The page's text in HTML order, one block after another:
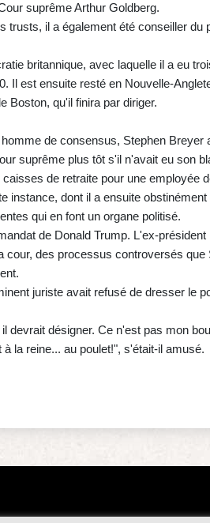
suprême Arthur Goldberg.
trusts, il a également été conseiller du
britannique, avec laquelle il a eu
Il est ensuite resté en Nouvelle-
Boston, qu'il finira par diriger.
de consensus, Stephen Breyer
suprême plus tôt s'il n'avait eu son
de retraite pour une employée
instance, dont il a ensuite obstinément
qui en font un organe politisé.
de Donald Trump. L'ex-président
des processus controversés que
juriste avait refusé de dresser le
devrait désigner. Ce n'est pas mon
la reine... au poulet!", s'était-il amusé.